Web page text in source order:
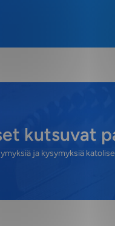
kutsuvat
ja kysymyksiä